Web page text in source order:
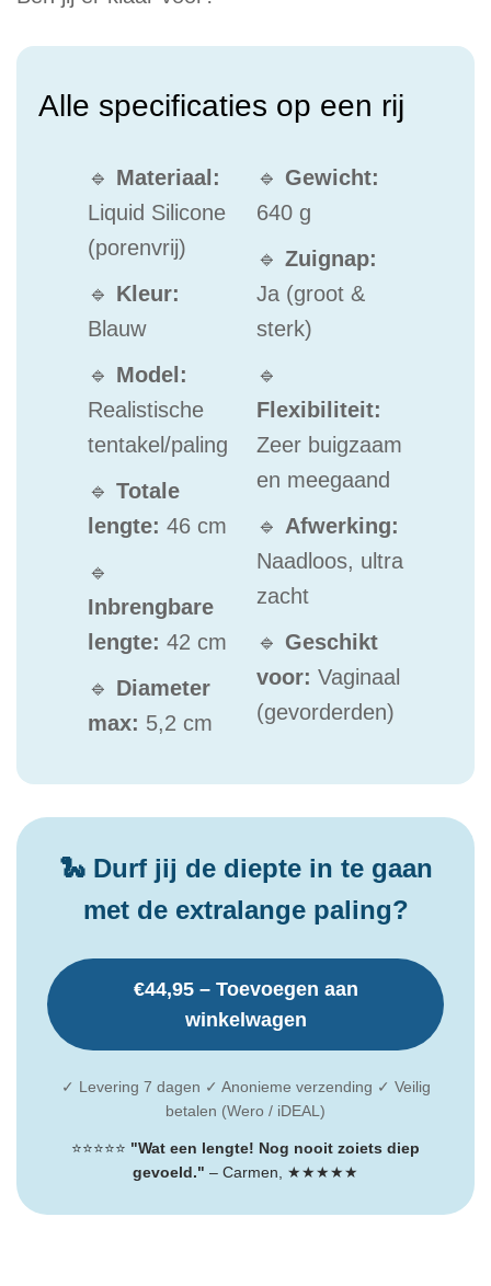
Alle specificaties op een rij
🔹 Materiaal:
Liquid Silicone
(porenvrij)
🔹 Kleur:
Blauw
🔹 Model:
Realistische
tentakel/paling
🔹 Totale
lengte: 46 cm
🔹
Inbrengbare
lengte: 42 cm
🔹 Diameter
max: 5,2 cm
🔹 Gewicht:
640 g
🔹 Zuignap:
Ja (groot &
sterk)
🔹
Flexibiliteit:
Zeer buigzaam
en meegaand
🔹 Afwerking:
Naadloos, ultra
zacht
🔹 Geschikt
voor: Vaginaal
(gevorderden)
🐍 Durf jij de diepte in te gaan
met de extralange paling?
€44,95 – Toevoegen aan
winkelwagen
✓ Levering 7 dagen ✓ Anonieme verzending ✓ Veilig
betalen (Wero / iDEAL)
⭐⭐⭐⭐⭐ "Wat een lengte! Nog nooit zoiets diep
gevoeld." – Carmen, ★★★★★